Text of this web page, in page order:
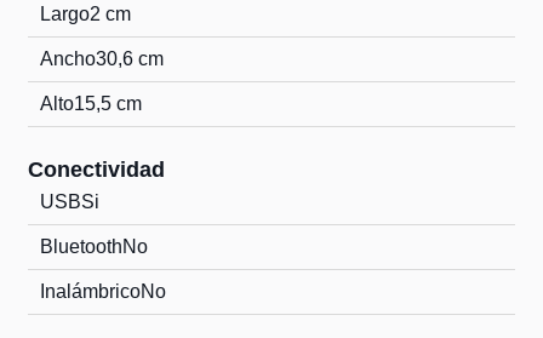
Largo2 cm
Ancho30,6 cm
Alto15,5 cm
Conectividad
USBSi
BluetoothNo
InalámbricoNo